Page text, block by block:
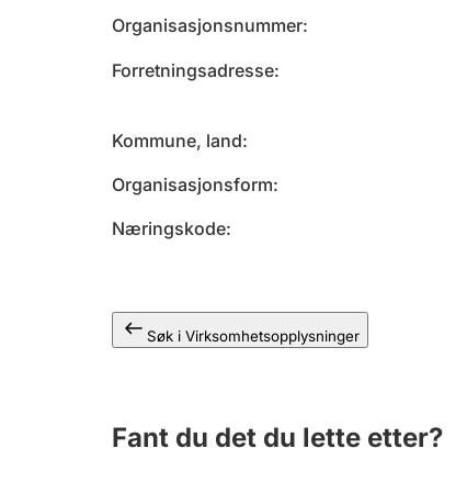
Organisasjonsnummer
Forretningsadresse
Kommune, land
Organisasjonsform
Næringskode
Søk i Virksomhetsopplysninger
Fant du det du lette etter?